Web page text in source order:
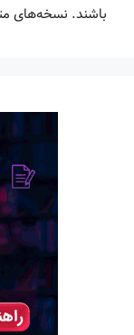
باشند. نسخه‌های